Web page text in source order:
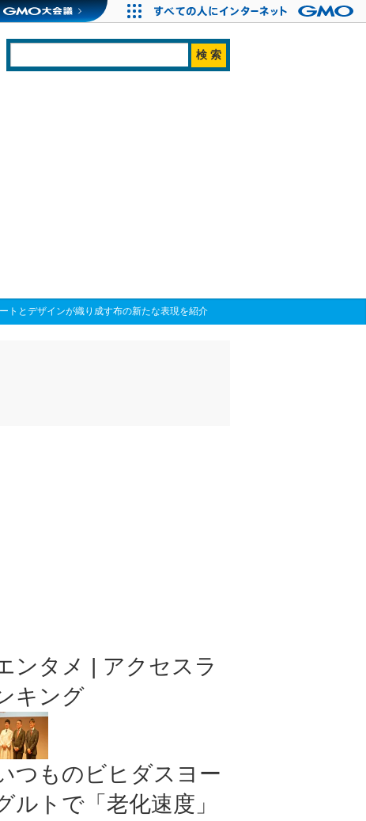
トとデザインが織り成す布の新たな表現を紹介
ンタメ | アクセスラ
キング
つものビヒダスヨー
ルトで「老化速度」